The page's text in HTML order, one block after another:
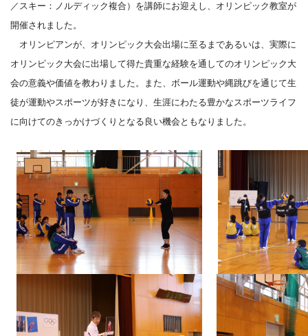
／スキー：ノルディック複合）を講師にお迎えし、オリンピック教室が
開催されました。
オリンピアンが、オリンピック大会出場に至るまであるいは、実際に
オリンピック大会に出場して得た貴重な経験を通してのオリンピック大
会の意義や価値を教わりました。また、ボール運動や縄跳びを通じて生
徒が運動やスポーツが好きになり、生涯にわたる豊かなスポーツライフ
に向けてのきっかけづくりとなる良い機会ともなりました。